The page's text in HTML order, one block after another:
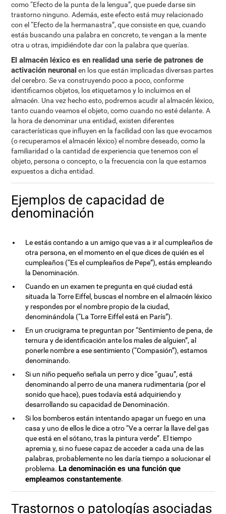
como “Efecto de la punta de la lengua”, que puede darse sin
trastorno ninguno. Además, este efecto está muy relacionado
con el “Efecto de la hermanastra”, que consiste en que, cuando
estás buscando una palabra en concreto, te vengan a la mente
otra u otras, impidiéndote dar con la palabra que querías.
El almacén léxico es en realidad una serie de patrones de
activación neuronal en los que están implicadas diversas partes
del cerebro. Se va construyendo poco a poco, conforme
identificamos objetos, los etiquetamos y lo incluimos en el
almacén. Una vez hecho esto, podremos acudir al almacén léxico,
tanto cuando veamos el objeto, como cuando no esté delante. A
la hora de denominar una entidad, existen diferentes
características que influyen en la facilidad con las que evocamos
(o recuperamos el almacén léxico) el nombre deseado, como la
familiaridad o la cantidad de experiencia que tenemos con el
objeto, persona o concepto, o la frecuencia con la que estamos
expuestos a dicha entidad.
Ejemplos de capacidad de
denominación
Le estás contando a un amigo que vas a ir al cumpleaños de
otra persona, en el momento en el que dices de quién es el
cumpleaños (“Es el cumpleaños de Pepe”), estás empleando
la Denominación.
Cuando en un examen te pregunta en qué ciudad está
situada la Torre Eiffel, buscas el nombre en el almacén léxico
y respondes por el nombre propio de la ciudad,
denominándola (“La Torre Eiffel está en París”).
En un crucigrama te preguntan por “Sentimiento de pena, de
ternura y de identificación ante los males de alguien”, al
ponerle nombre a ese sentimiento (“Compasión”), estamos
denominando.
Si un niño pequeño señala un perro y dice “guau”, está
denominando al perro de una manera rudimentaria (por el
sonido que hace), pues todavía está adquiriendo y
desarrollando su capacidad de Denominación.
Si los bomberos están intentando apagar un fuego en una
casa y uno de ellos le dice a otro “Ve a cerrar la llave del gas
que está en el sótano, tras la pintura verde”. El tiempo
apremia y, si no fuese capaz de acceder a cada una de las
palabras, probablemente no les daría tiempo a solucionar el
problema. La denominación es una función que
empleamos constantemente.
Trastornos o patologías asociadas